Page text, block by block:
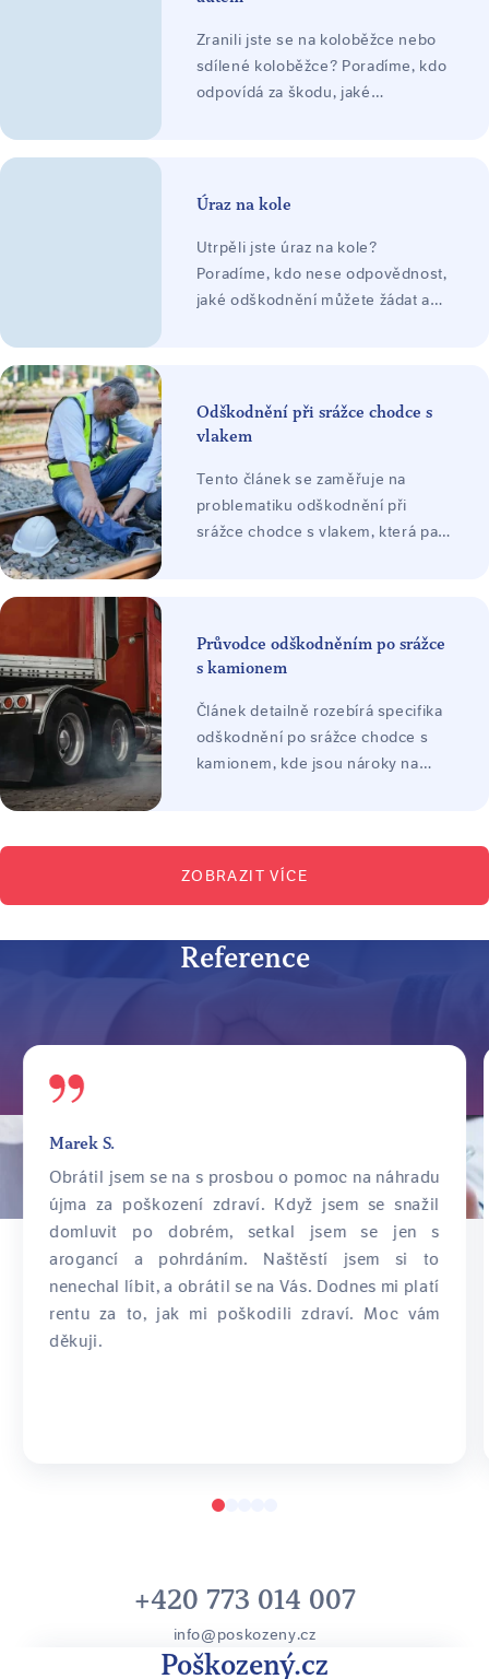
Zranili jste se na koloběžce nebo
sdílené koloběžce? Poradíme, kdo
odpovídá za škodu, jaké
Úraz na kole
Utrpěli jste úraz na kole?
Poradíme, kdo nese odpovědnost,
jaké odškodnění můžete žádat a
Odškodnění při srážce chodce s
vlakem
Tento článek se zaměřuje na
problematiku odškodnění při
srážce chodce s vlakem, která patří
odpovědnosti, možnosti uplatnění
nároků i klíčové faktory, které
praktických příkladů z praxe.
Průvodce odškodněním po srážce
s kamionem
Článek detailně rozebírá specifika
odškodnění po srážce chodce s
kamionem, kde jsou nároky na
následkům střetu. Text vysvětluje
proces dosažení spravedlivé
firem.
ZOBRAZIT VÍCE
Reference
Marek S.
Obrátil jsem se na s prosbou o pomoc na náhradu
újma za poškození zdraví. Když jsem se snažil
domluvit po dobrém, setkal jsem se jen s
arogancí a pohrdáním. Naštěstí jsem si to
nenechal líbit, a obrátil se na Vás. Dodnes mi platí
rentu za to, jak mi poškodili zdraví. Moc vám
děkuji.
+420 773 014 007
info@poskozeny.cz
Poškozený.cz